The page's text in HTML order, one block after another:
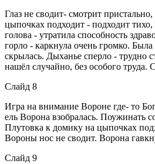
Глаз не сводит- смотрит
цыпочках подходит - подходит
голова - утратила способность
горло - каркнула очень громко. Была
скрылась. Дыханье сперло - трудно
нашёл случайно, без особого труда.
Слайд 8
Игра на внимание Вороне где- то
ель Ворона взобралась. Поужинать
Плутовка к домику на цыпочках
Вороны нос не сводит. Ворона
Слайд 9